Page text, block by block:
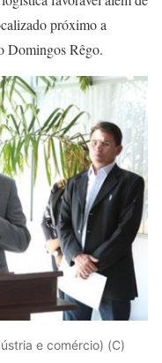
próximo a
Domingos Rêgo.
e comércio) (C)